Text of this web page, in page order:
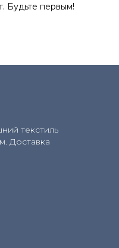
Будьте первым!
текстиль
Доставка